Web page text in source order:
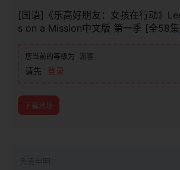
[国语]《乐高好朋友：女孩在行动》
s on a Mission中文版 第一季 [全58
您当前的等级为 游客
请先 登录
下载地址